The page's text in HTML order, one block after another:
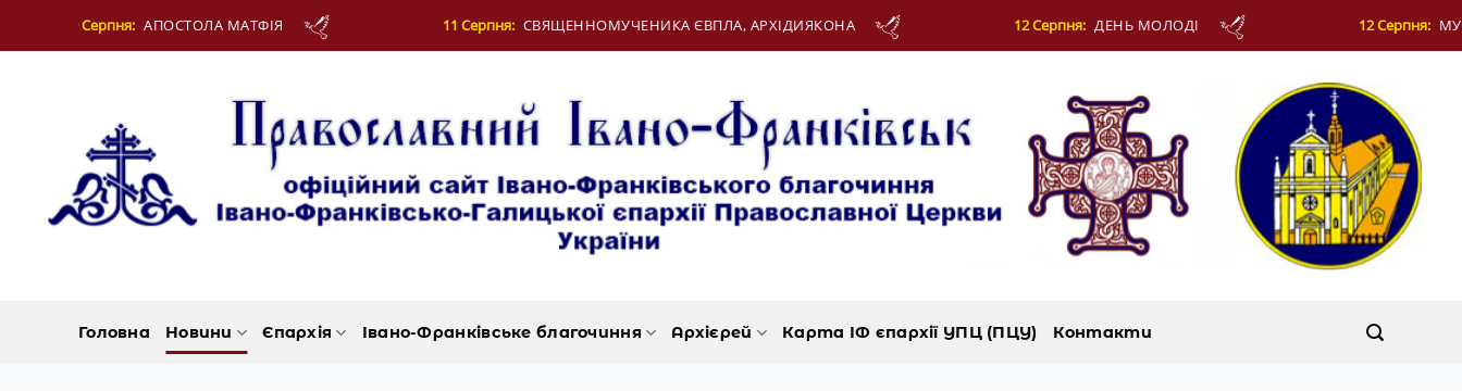
АПОСТОЛА МАТФІЯ 11 Серпня: СВЯЩЕННОМУЧЕНИКА ЄВПЛА, АРХІДИЯКОНА 12 Серпня: ДЕНЬ МОЛОДІ 12 Серпня: МУЧЕНИКІВ ФОТІЯ
Головна Новини Єпархія Івано-Франківське благочиння Архієрей Карта ІФ єпархії УПЦ (ПЦУ) Контакти